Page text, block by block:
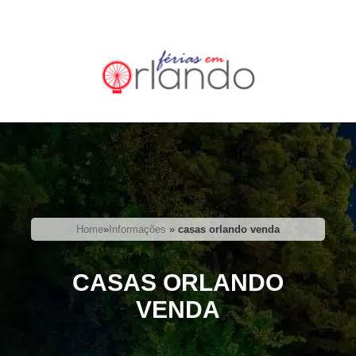
Home» Informações » casas orlando venda
CASAS ORLANDO
VENDA